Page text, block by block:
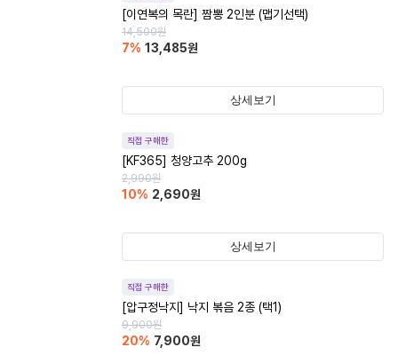
[이연복의 목란] 짬뽕 2인분 (맵기선택)
14,500원
7% 13,485원
상세보기
직접 구매한
[KF365] 청양고추 200g
2,990원
10% 2,690원
상세보기
직접 구매한
[압구정낙지] 낙지 볶음 2종 (택1)
9,900원
20% 7,900원